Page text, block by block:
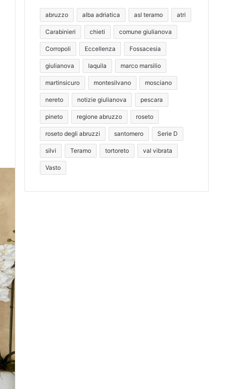
abruzzo alba adriatica asl teramo atri
Carabinieri chieti comune giulianova
Corropoli Eccellenza Fossacesia
giulianova laquila marco marsilio
martinsicuro montesilvano mosciano
nereto notizie giulianova pescara
pineto regione abruzzo roseto
roseto degli abruzzi santomero Serie D
silvi Teramo tortoreto val vibrata
Vasto